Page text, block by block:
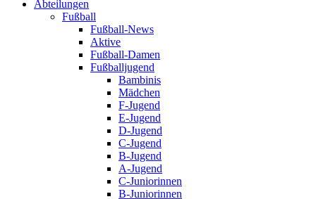
Abteilungen
Fußball
Fußball-News
Aktive
Fußball-Damen
Fußballjugend
Bambinis
Mädchen
F-Jugend
E-Jugend
D-Jugend
C-Jugend
B-Jugend
A-Jugend
C-Juniorinnen
B-Juniorinnen